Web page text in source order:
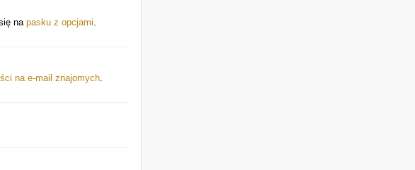
na pasku z opcjami.
na e-mail znajomych.